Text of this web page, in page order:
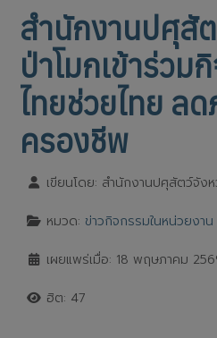
สำนักงานปศุสั
ป่าโมกเข้าร่วม
ไทยช่วยไทย ล
ครองชีพ
เขียนโดย: สำนักงานปศุสัตว์จัง
หมวด: ข่าวกิจกรรมในหน่วยงาน
เผยแพร่เมื่อ: 18 พฤษภาคม
ฮิต: 47